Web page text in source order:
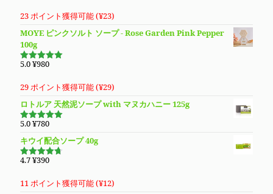
し
で
23 ポイント獲得可能 (¥23)
MOYE ピンクソルト ソープ - Rose Garden Pink Pepper
100g
5段階で
5.0¥980
29 ポイント獲得可能 (¥29)
ロトルア 天然泥ソープ with マヌカハニー 125g
5段階で
5.0¥780
キウイ配合ソープ 40g
5段階で
4.7¥390
11 ポイント獲得可能 (¥12)